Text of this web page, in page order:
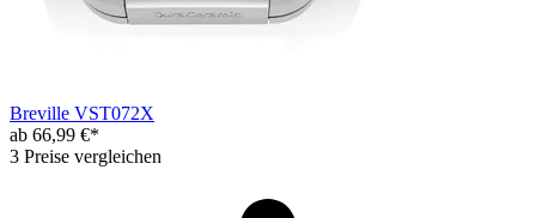
Breville VST072X
ab 66,99 €*
3 Preise vergleichen